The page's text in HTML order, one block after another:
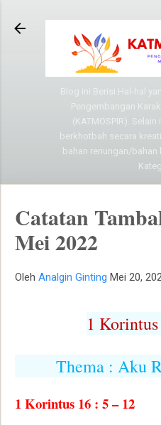
Langsung
Blog ini Berisi Hal-hal
Pengembangan
(KATMOSPIR).
berkhotbah secara
bahan renungan/bahan
Catatan
Mei 2022
Oleh Analgin Ginting Mei 20,
1
Thema : Aku
1 Korintus 16 : 5 – 12